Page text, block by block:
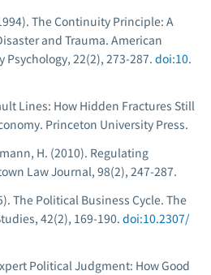
The Continuity Principle: A
and Trauma. American
Psychology, 22(2), 273-287. doi:10.
Lines: How Hidden Fractures Still
. Princeton University Press.
H. (2010). Regulating
Law Journal, 98(2), 247-287.
The Political Business Cycle. The
, 42(2), 169-190. doi:10.2307/
Political Judgment: How Good